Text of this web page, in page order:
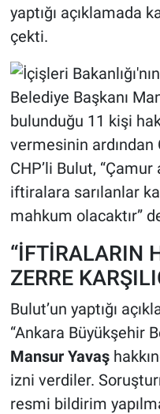
yaptığı açıklamada
çekti.
“İFTİRALARIN
ZERRE
Bulut’un yaptığı
“Ankara Büyükşehir
Mansur Yavaş
izni verdiler.
resmi bildirim